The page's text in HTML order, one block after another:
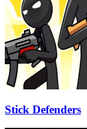
Stick Defenders